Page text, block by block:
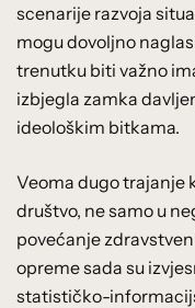
scenarije razvoja
mogu dovoljno
trenutku biti važno
izbjegla zamka
ideološkim bitkama.
Veoma dugo trajanje
društvo, ne samo u
povećanje
opreme sada su
statističko-